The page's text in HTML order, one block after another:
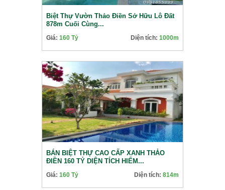
Biệt Thự Vườn Thảo Điền Sở Hữu Lô Đất
878m Cuối Cùng...
Giá: 160 Tỷ Diện tích: 1000m
BÁN BIỆT THỰ CAO CẤP XANH THẢO
ĐIỀN 160 TỶ DIỆN TÍCH HIẾM...
Giá: 160 Tỷ Diện tích: 814m